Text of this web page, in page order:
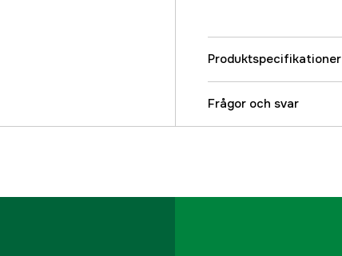
Produktspecifikationer
Referensnummer
Frågor och svar